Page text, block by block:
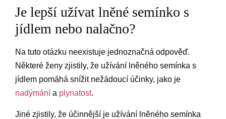
Je lepší užívat lněné semínko s
jídlem nebo nalačno?
Na tuto otázku neexistuje jednoznačná odpověď.
Některé ženy zjistily, že užívání lněného semínka s
jídlem pomáhá snížit nežádoucí účinky, jako je
nadýmání a plynatost.
Jiné zjistily, že účinnější je užívání lněného semínka